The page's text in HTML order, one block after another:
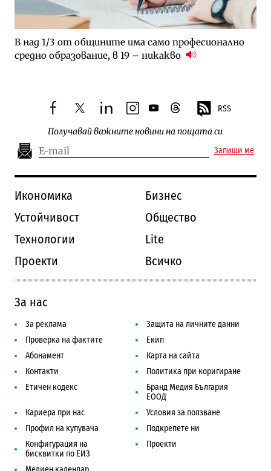
В над 1/3 от общините има само професионално
средно образование, в 19 – никакво
facebooktwitterlinkedininstagram
youtubethreads RSS
Получавай важните новини на пощата си
Запиши ме
Икономика
Бизнес
Устойчивост
Общество
Технологии
Lite
Проекти
Всичко
За нас
За реклама
Защита на личните данни
Проверка на фактите
Екип
Абонамент
Карта на сайта
Контакти
Политика при коригиране
Етичен кодекс
Бранд Медия България
ЕООД
Кариера при нас
Условия за ползване
Профил на купувача
Подкрепете ни
Конфигурация на
бисквитки по ЕИЗ
Проекти